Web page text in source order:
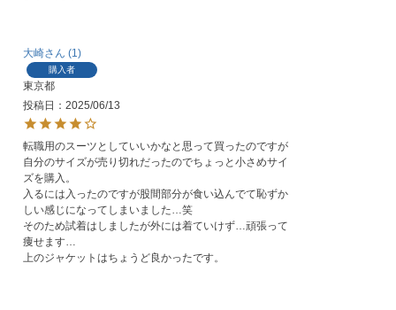
大崎 1
購入者
東京都
投稿日
2025/06/13
転職用のスーツとしていいかなと思って買ったのですが
自分のサイズが売り切れだったのでちょっと小さめサイ
ズを購入。
入るには入ったのですが股間部分が食い込んでて恥ずか
しい感じになってしまいました…笑
そのため試着はしましたが外には着ていけず…頑張って
痩せます…
上のジャケットはちょうど良かったです。